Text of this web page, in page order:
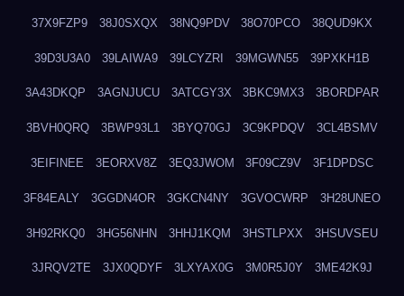
37X9FZP9 38J0SXQX 38NQ9PDV 38O70PCO 38QUD9KX
39D3U3A0 39LAIWA9 39LCYZRI 39MGWN55 39PXKH1B
3A43DKQP 3AGNJUCU 3ATCGY3X 3BKC9MX3 3BORDPAR
3BVH0QRQ 3BWP93L1 3BYQ70GJ 3C9KPDQV 3CL4BSMV
3EIFINEE 3EORXV8Z 3EQ3JWOM 3F09CZ9V 3F1DPDSC
3F84EALY 3GGDN4OR 3GKCN4NY 3GVOCWRP 3H28UNEO
3H92RKQ0 3HG56NHN 3HHJ1KQM 3HSTLPXX 3HSUVSEU
3JRQV2TE 3JX0QDYF 3LXYAX0G 3M0R5J0Y 3ME42K9J